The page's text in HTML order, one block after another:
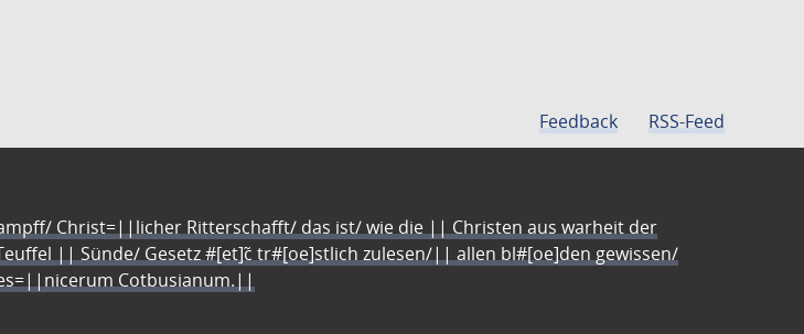
Feedback RSS-Feed
Christ=||licher Ritterschafft/ das ist/ wie die || Christen aus warheit der
|| Sünde/ Gesetz #[et]c̃ tr#[oe]stlich zulesen/|| allen bl#[oe]den gewissen/
Cotbusianum.||